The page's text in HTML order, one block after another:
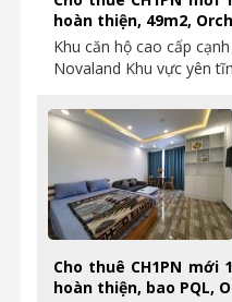
hoàn thiện, 49m2,
Khu căn hộ cao cấp
Novaland Khu vực yên
Cho thuê CH1PN mới
hoàn thiện, bao PQL,